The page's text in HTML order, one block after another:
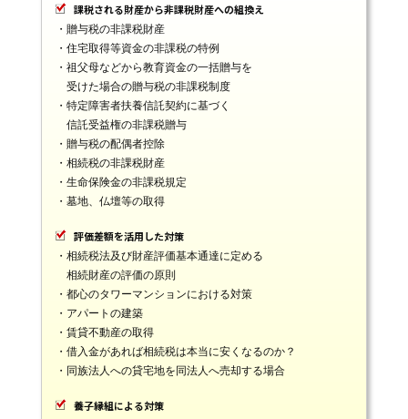
課税される財産から非課税財産への組換え
・贈与税の非課税財産
・住宅取得等資金の非課税の特例
・祖父母などから教育資金の一括贈与を
受けた場合の贈与税の非課税制度
・特定障害者扶養信託契約に基づく
信託受益権の非課税贈与
・贈与税の配偶者控除
・相続税の非課税財産
・生命保険金の非課税規定
・墓地、仏壇等の取得
評価差額を活用した対策
・相続税法及び財産評価基本通達に定める
相続財産の評価の原則
・都心のタワーマンションにおける対策
・アパートの建築
・賃貸不動産の取得
・借入金があれば相続税は本当に安くなるのか？
・同族法人への貸宅地を同法人へ売却する場合
養子縁組による対策